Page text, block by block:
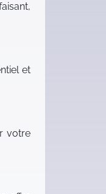
et
votre